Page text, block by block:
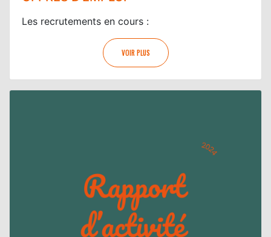
Les recrutements en cours :
VOIR PLUS